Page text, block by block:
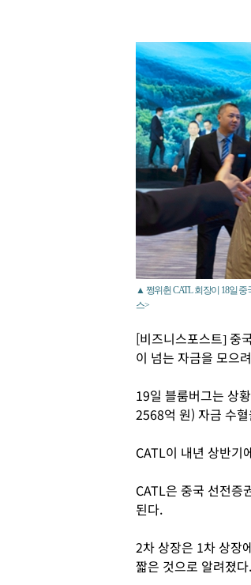
▲ 쩡위췬 CATL 회장이 18일
스>
[비즈니스포스트] 중
이 넘는 자금을 모으
19일 블룸버그는 상
2568억 원) 자금 수
CATL이 내년 상반기
CATL은 중국 선전증
된다.
2차 상장은 1차 상장
짧은 것으로 알려졌다.